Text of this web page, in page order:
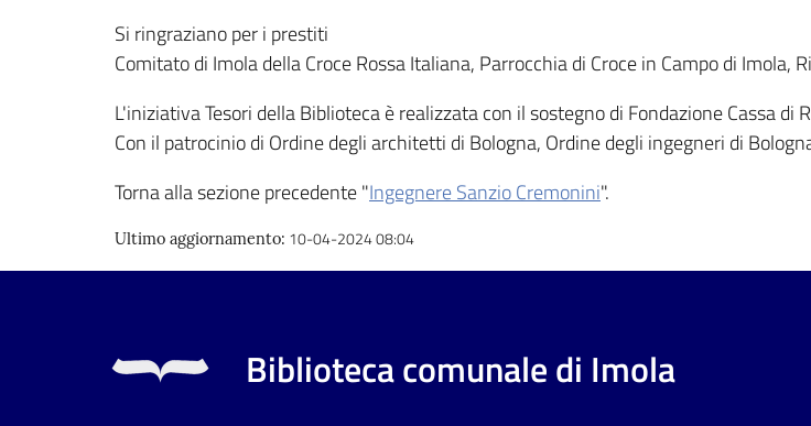
Si ringraziano per i prestiti
Comitato di Imola della Croce Rossa Italiana, Parrocchia di Croce in Campo di Imola,
L'iniziativa Tesori della Biblioteca è realizzata con il sostegno di Fondazione Cassa di
Con il patrocinio di Ordine degli architetti di Bologna, Ordine degli ingegneri di
Torna alla sezione precedente "Ingegnere Sanzio Cremonini".
Ultimo aggiornamento: 10-04-2024 08:04
Biblioteca comunale di Imola